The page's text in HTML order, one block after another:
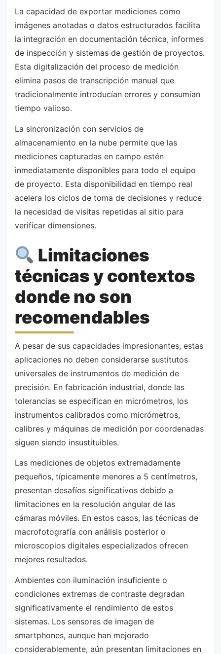
La capacidad de exportar mediciones como
imágenes anotadas o datos estructurados facilita
la integración en documentación técnica, informes
de inspección y sistemas de gestión de proyectos.
Esta digitalización del proceso de medición
elimina pasos de transcripción manual que
tradicionalmente introducían errores y consumían
tiempo valioso.
La sincronización con servicios de
almacenamiento en la nube permite que las
mediciones capturadas en campo estén
inmediatamente disponibles para todo el equipo
de proyecto. Esta disponibilidad en tiempo real
acelera los ciclos de toma de decisiones y reduce
la necesidad de visitas repetidas al sitio para
verificar dimensiones.
Limitaciones
técnicas y contextos
donde no son
recomendables
A pesar de sus capacidades impresionantes, estas
aplicaciones no deben considerarse sustitutos
universales de instrumentos de medición de
precisión. En fabricación industrial, donde las
tolerancias se especifican en micrómetros, los
instrumentos calibrados como micrómetros,
calibres y máquinas de medición por coordenadas
siguen siendo insustituibles.
Las mediciones de objetos extremadamente
pequeños, típicamente menores a 5 centímetros,
presentan desafíos significativos debido a
limitaciones en la resolución angular de las
cámaras móviles. En estos casos, las técnicas de
macrofotografía con análisis posterior o
microscopios digitales especializados ofrecen
mejores resultados.
Ambientes con iluminación insuficiente o
condiciones extremas de contraste degradan
significativamente el rendimiento de estos
sistemas. Los sensores de imagen de
smartphones, aunque han mejorado
considerablemente, aún presentan limitaciones en